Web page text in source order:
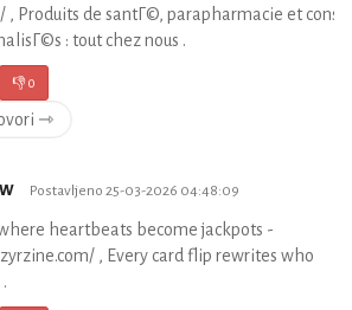
, Produits de santГ©, parapharmacie et
: tout chez nous .
👎0
⇾
Postavljeno 25-03-2026 04:48:09
heartbeats become jackpots -
, Every card flip rewrites who